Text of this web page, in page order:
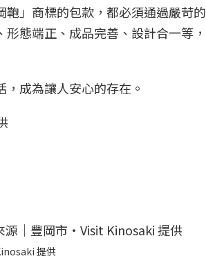
鞄」商標的包款，都必須通過嚴苛的
態端正、成品完善、設計合一等，
成為讓人安心的存在。
提供